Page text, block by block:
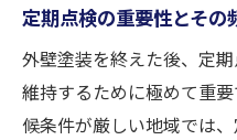
定期点検の重要性とその
外壁塗装を終えた後、定
維持するために極めて重
候条件が厳しい地域では